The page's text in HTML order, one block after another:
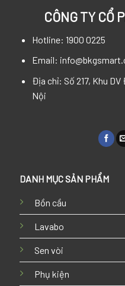
CÔNG TY CỔ
Hotline: 1900 0225
Email:
Địa chỉ: Số 217, Khu
Nội
DANH MỤC SẢN PHẨM
Bồn cầu
Lavabo
Sen vòi
Phụ kiện